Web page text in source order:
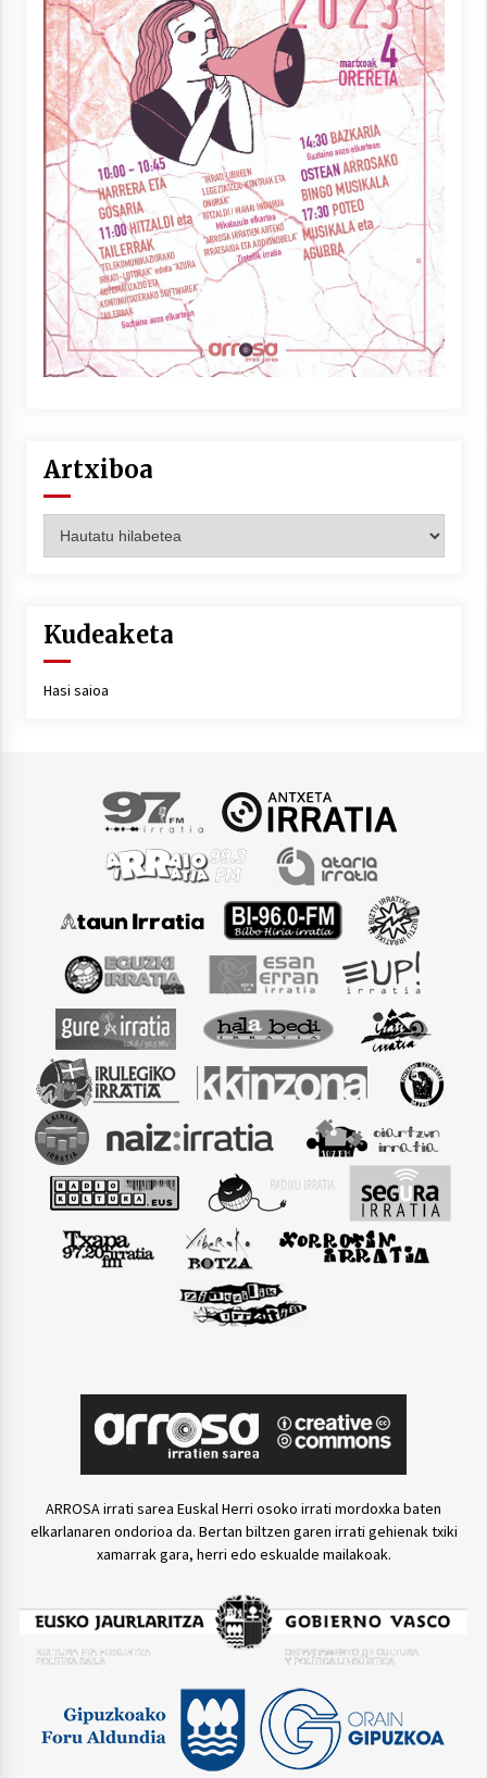
Artxiboa
Kudeaketa
Hasi saioa
ARROSA irrati sarea Euskal Herri osoko irrati mordoxka baten
elkarlanaren ondorioa da. Bertan biltzen garen irrati gehienak txiki
xamarrak gara, herri edo eskualde mailakoak.